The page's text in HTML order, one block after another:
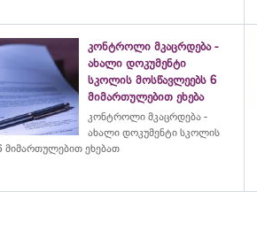
კონტროლი მკაცრდება -
ახალი დოკუმენტი
სკოლის მოსწავლეებს 6
მიმართულებით ეხება
კონტროლი მკაცრდება -
ახალი დოკუმენტი სკოლის
მიმართულებით ეხებათ